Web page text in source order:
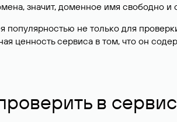
значит, доменное имя свободно
популярностью не только для
ценность сервиса в том, что он
в